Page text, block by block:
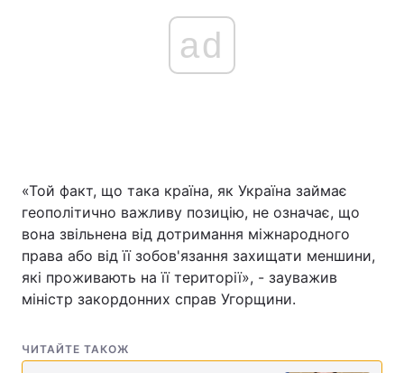
ad
«Той факт, що така країна, як Україна займає
геополітично важливу позицію, не означає, що
вона звільнена від дотримання міжнародного
права або від її зобов'язання захищати меншини,
які проживають на її території», - зауважив
міністр закордонних справ Угорщини.
ЧИТАЙТЕ ТАКОЖ